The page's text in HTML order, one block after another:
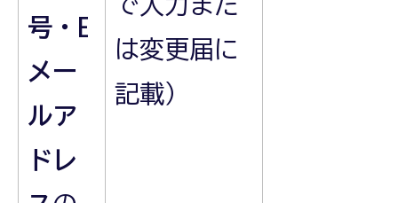
号・E
メー
ルア
ドレ
は変更届に
記載）